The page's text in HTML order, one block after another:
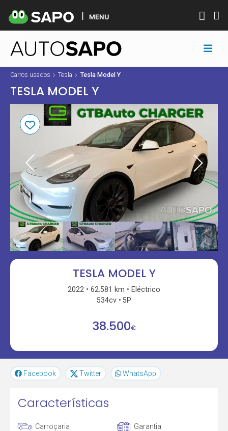
MENU
Carros usados Tesla Tesla Model Y
TESLA MODEL Y
TESLA MODEL Y
2022 62.581 km
Eléctrico
534cv
5P
38.500€
Facebook Twitter WhatsApp
Características
Carroçaria
Garantia